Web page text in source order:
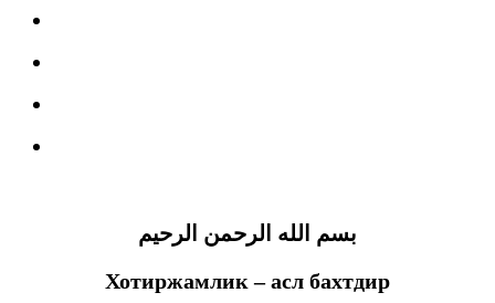
بسم الله الرحمن الرحيم
Хотиржамлик – асл бахтдир